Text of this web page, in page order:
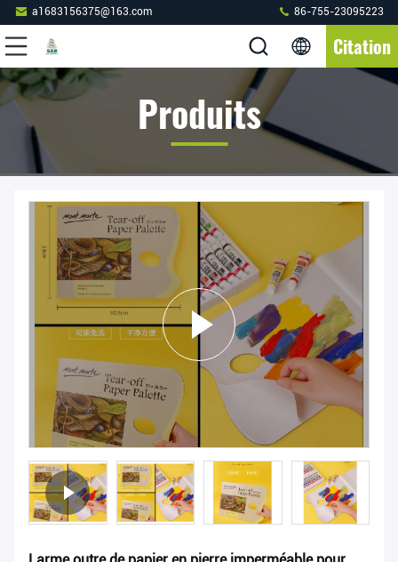
a1683156375@163.com 86-755-23095223
Citation
Produits